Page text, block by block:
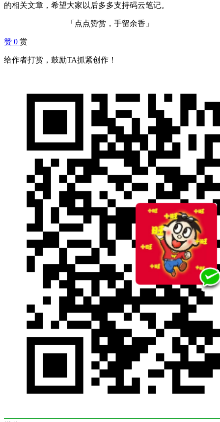
的相关文章，希望大家以后多多支持码云笔记。
「点点赞赏，手留余香」
赞 0 赏
给作者打赏，鼓励TA抓紧创作！